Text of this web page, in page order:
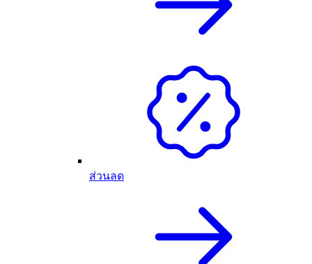
ส่วนลด